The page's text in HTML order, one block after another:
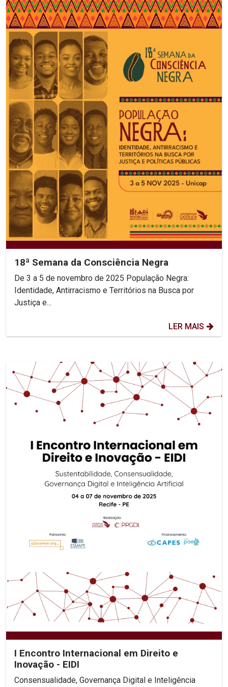
18ª Semana da Consciência Negra
De 3 a 5 de novembro de 2025 População Negra:
Identidade, Antirracismo e Territórios na Busca por
Justiça e...
LER MAIS
I Encontro Internacional em Direito e
Inovação - EIDI
Consensualidade, Governança Digital e Inteligência